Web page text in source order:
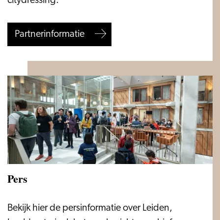
Partnerinformatie
Pers
Pers
Bekijk hier de persinformatie over Leiden,